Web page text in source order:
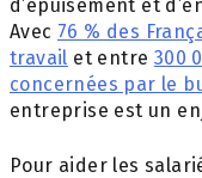
d’épuisement et
Avec 76 % des
travail et entre 300
concernées par le
entreprise est un
Pour aider les